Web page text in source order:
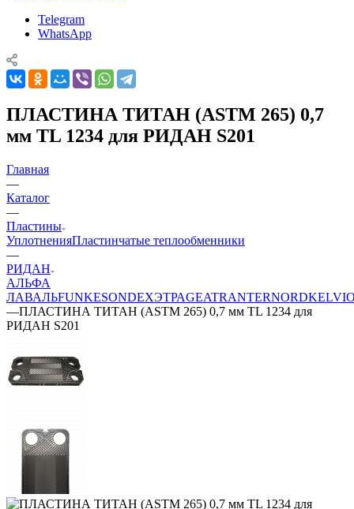
Telegram
WhatsApp
ПЛАСТИНА ТИТАН (ASTM 265) 0,7
мм TL 1234 для РИДАН S201
Главная
—
Каталог
—
Пластины
УплотненияПластинчатые теплообменники
—
РИДАН
АЛЬФА
ЛАВАЛЬFUNKESONDEXЭТРАGEATRANTERNORD
—ПЛАСТИНА ТИТАН (ASTM 265) 0,7 мм TL 1234 для
РИДАН S201